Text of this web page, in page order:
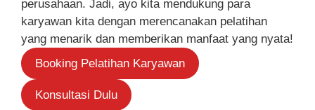
perusahaan. Jadi, ayo kita mendukung para
karyawan kita dengan merencanakan pelatihan
yang menarik dan memberikan manfaat yang nyata!
Booking Pelatihan Karyawan
Konsultasi Dulu